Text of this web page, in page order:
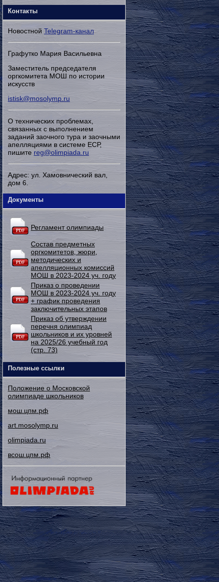
Контакты
Новостной Telegram-канал
Графутко Мария Васильевна
Заместитель председателя
оргкомитета МОШ по истории
искусств
istisk@mosolymp.ru
О технических проблемах,
связанных с выполнением
заданий заочного тура и заочными
апелляциями в системе ЕСР,
пишите reg@olimpiada.ru
Адрес: ул. Хамовнический вал,
дом 6.
Документы
Регламент олимпиады
Состав предметных
оргкомитетов, жюри,
методических и
апелляционных комиссий
МОШ в 2023-2024 уч. году
Приказ о проведении
МОШ в 2023-2024 уч. году
+ график проведения
заключительных этапов
Приказ об утверждении
перечня олимпиад
школьников и их уровней
на 2025/26 учебный год
(стр. 73)
Полезные ссылки
Положение о Московской
олимпиаде школьников
мош.цпм.рф
art.mosolymp.ru
olimpiada.ru
всош.цпм.рф